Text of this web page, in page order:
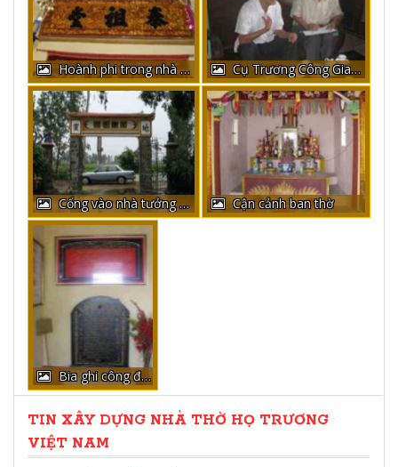
Hoành phi trong nhà tưởng niệm Cụ Trương Công Giang và Ông Trương Văn Hộ
Cổng vào nhà tưởng niệm Cận cảnh ban thờ
Bia ghi công đức
TIN XÂY DỰNG NHÀ THỜ HỌ TRƯƠNG
VIỆT NAM